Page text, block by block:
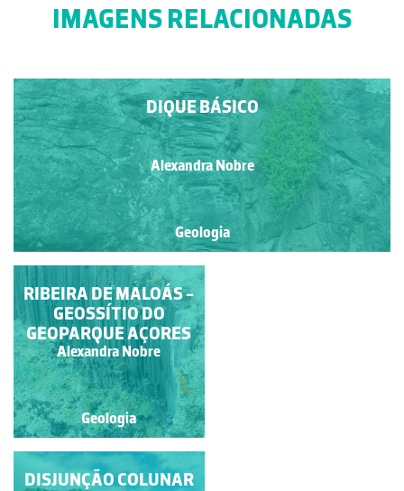
IMAGENS RELACIONADAS
DIQUE BÁSICO
Alexandra Nobre
Geologia
POÇO DA PEDREIRA
Alexandra Nobre
Geologia
RIBEIRA DE MALOÁS -
GEOSSÍTIO DO
GEOPARQUE AÇORES
Alexandra Nobre
Geologia
DESERTO VERMELHO
DISJUNÇÃO COLUNAR